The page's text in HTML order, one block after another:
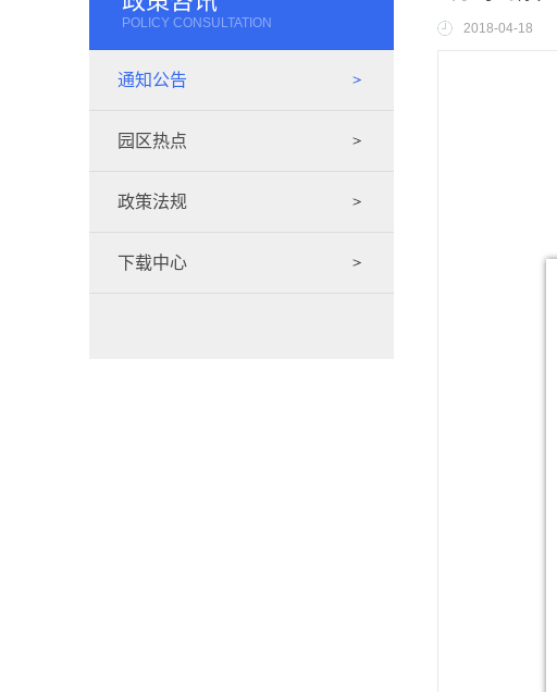
POLICY CONSULTATION
通知公告
园区热点
政策法规
下载中心
2018-04-18